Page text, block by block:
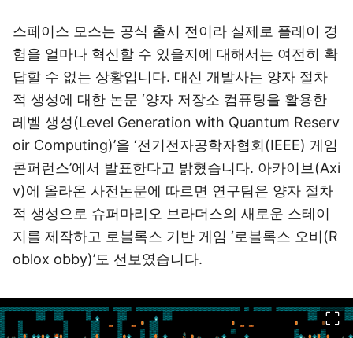
스페이스 모스는 공식 출시 전이라 실제로 플레이 경
험을 얼마나 혁신할 수 있을지에 대해서는 여전히 확
답할 수 없는 상황입니다. 대신 개발사는 양자 절차
적 생성에 대한 논문 ‘양자 저장소 컴퓨팅을 활용한
레벨 생성(Level Generation with Quantum Reserv
oir Computing)’을 ‘전기전자공학자협회(IEEE) 게임
콘퍼런스’에서 발표한다고 밝혔습니다. 아카이브(Axi
v)에 올라온 사전논문에 따르면 연구팀은 양자 절차
적 생성으로 슈퍼마리오 브라더스의 새로운 스테이
지를 제작하고 로블록스 기반 게임 ‘로블록스 오비(R
oblox obby)’도 선보였습니다.